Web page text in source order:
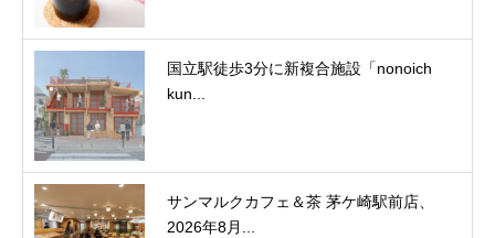
国立駅徒歩3分に新複合施設「nonoich
kun...
サンマルクカフェ＆茶 茅ケ崎駅前店、
2026年8月...